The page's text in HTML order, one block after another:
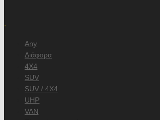
-
Any
Διάφορα
4X4
SUV
SUV / 4X4
UHP
VAN